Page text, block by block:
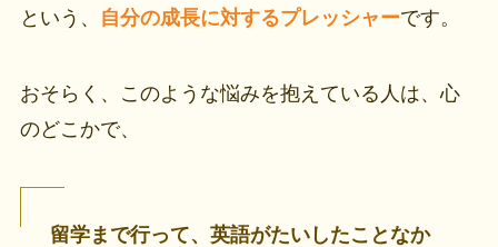
という、 自分の成長に対するプレッシャーです。
おそらく、このような悩みを抱えている人は、心
のどこかで、
留学まで行って、英語がたいしたことなか